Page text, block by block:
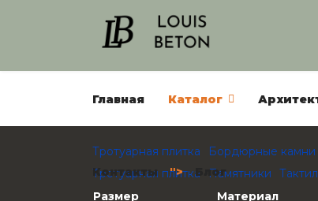
Главная Каталог
Контакты "> Блог
Тротуарная плитка Бордюрные камни
Тротуарная плитка
Памятники
Размер
Материал